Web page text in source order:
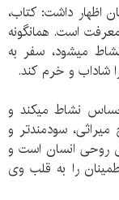
اظهار داشت: کتاب،
است. همانگونه
می‏شود، سفر به
شاداب و خرم كند.
نشاط می‏کند و
سودمندتر و
روحی انسان است و
را به قلب وی